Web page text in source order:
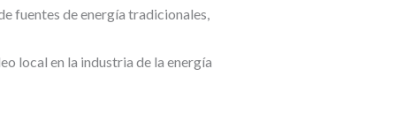
fuentes de energía tradicionales,
local en la industria de la energía